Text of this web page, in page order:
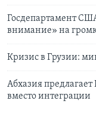
Госдепартамент
внимание» на
Кризис в Грузии:
Абхазия предлагает
вместо интеграции